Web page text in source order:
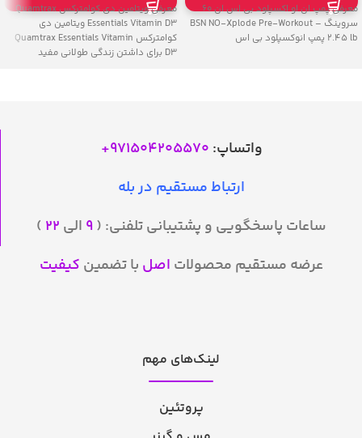
معرفی پمپ ان او اکسپلود بی اس ان 60
سروینگ – BSN NO-Xplode Pre-Workout
2.45 lb پمپ انوکسپلود بی اس
معرفی ویتامین دی کوامترکس Quamtrax
Essentials Vitamin D3 ویتامین دی
کوامترکس Quamtrax Essentials Vitamin
D3 برای داشتن زندگی طولانی مفید
واتساپ: 971504205570
+
ارتباط مستقیم در بله
ساعات پاسخگویی و پشتیبانی تلفنی: ( ۹ الی ۲۲ )
عرضه مستقیم محصولات اصل با تضمین کیفیت
لینک‌های مهم
پروتئین